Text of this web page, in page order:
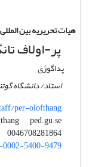
هیات تحریریه بین المللی
پر-اولاف
پداگوژی
استاد/ دانشگاه
per-olofthang
per-olof.thang
ped.gu.se
0046708281864
5400-9479